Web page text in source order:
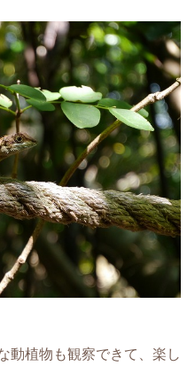
動植物も観察できて、楽し